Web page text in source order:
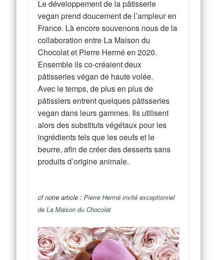
Le développement de la pâtisserie
vegan prend doucement de l’ampleur en
France. Là encore souvenons nous de la
collaboration entre La Maison du
Chocolat et Pierre Hermé en 2020.
Ensemble ils co-créaient deux
pâtisseries végan de haute volée.
Avec le temps, de plus en plus de
pâtissiers entrent quelques pâtisseries
vegan dans leurs gammes. Ils utilisent
alors des substituts végétaux pour les
ingrédients tels que les oeufs et le
beurre, afin de créer des desserts sans
produits d’origine animale.
cf notre article :Pierre Hermé invité exceptionnel
de La Maison du Chocolat